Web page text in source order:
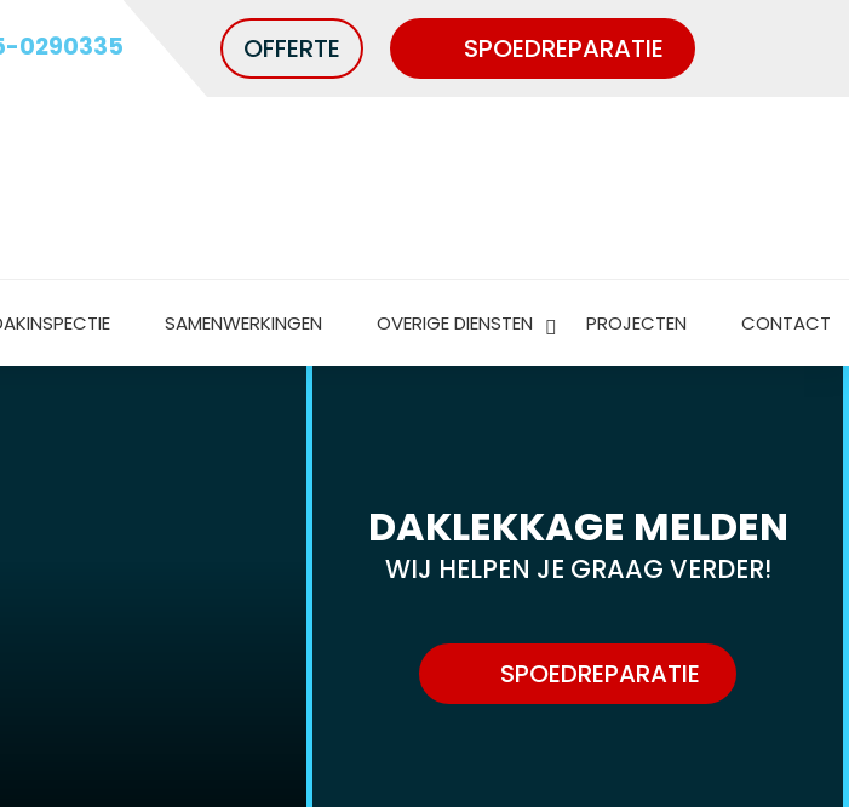
0290335 OFFERTE SPOEDREPARATIE
SAMENWERKINGEN OVERIGE DIENSTEN PROJECTEN CONTACT
DAKLEKKAGE MELDEN
WIJ HELPEN JE GRAAG VERDER!
SPOEDREPARATIE